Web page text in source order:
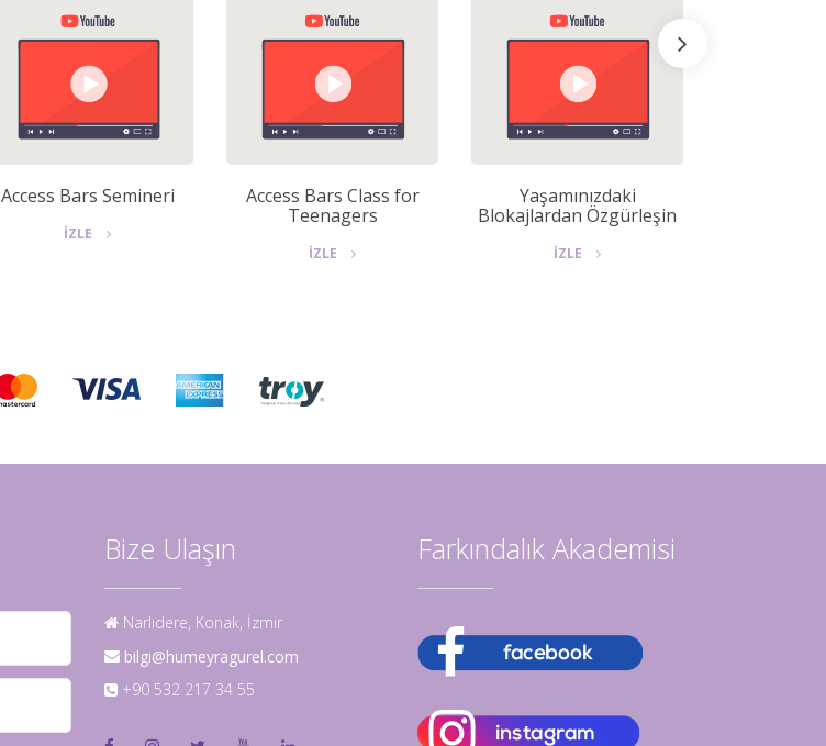
Access Bars Semineri
İZLE
Access Bars Class for
Teenagers
İZLE
Yaşamınızdaki
Blokajlardan Özgürleşin
İZLE
Bize Ulaşın
Narlıdere, Konak, İzmir
bilgi@humeyragurel.com
+90 532 217 34 55
Farkındalık Akademisi